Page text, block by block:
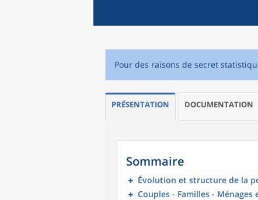
Pour des raisons de secret
PRÉSENTATION DOCUMENTATION
Sommaire
Évolution et structure de la
Couples - Familles - Ménages